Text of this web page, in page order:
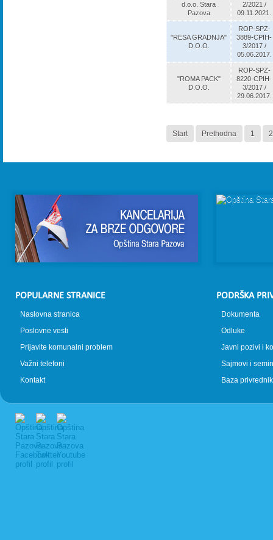
d.o.o. Stara
Pazova
2/2021 /
09.11.2021.
"RESA GRADNJA"
D.O.O.
ROP-SPZ-
3889-CPIH-
3/2017 /
05.06.2017.
"ROMA PACK"
D.O.O.
ROP-SPZ-
8220-CPIH-
3/2017 /
29.06.2017.
Start Prethodna 1 2
POPULARNE STRANICE
Naslovna stranica
Poslovne vesti
Prijavite komunalni problem
Važni telefoni
Kontakt
PODRŠKA
Dokumenta
Odluke
Javni pozivi i
Sajmovi i
Baza